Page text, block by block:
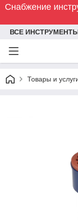
Снабжение
ВСЕ
Товары и